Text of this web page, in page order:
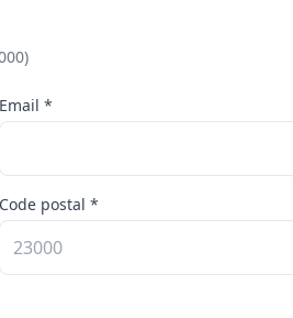
Email *
Code postal *